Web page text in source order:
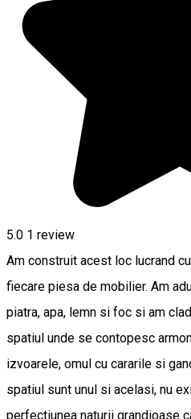
5.0 1 review
Am construit acest loc lucrand
fiecare piesa de mobilier. Am
piatra, apa, lemn si foc si am
spatiul unde se contopesc
izvoarele, omul cu cararile si
spatiul sunt unul si acelasi, nu
perfectiunea naturii grandioase